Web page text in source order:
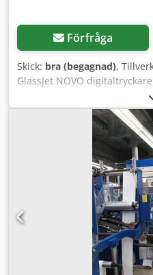
Förfråga
Skick: bra (begagnad),
GlassJet NOVO
Bläckfärg: svart,
specialfärger Maximal
x höjd) Minimal glasstorlek:
2–19 mm Tryckhastighet:
skrivhuvuden för en färg)
Totalmått: 2 500 x 4 700 x 2
Cjdpfx Aieiukuujdorf
inklusive: PDF, PS, EPS, Tiff,
Omgivningstemperatur:
Strömförsörjning: enfas 400